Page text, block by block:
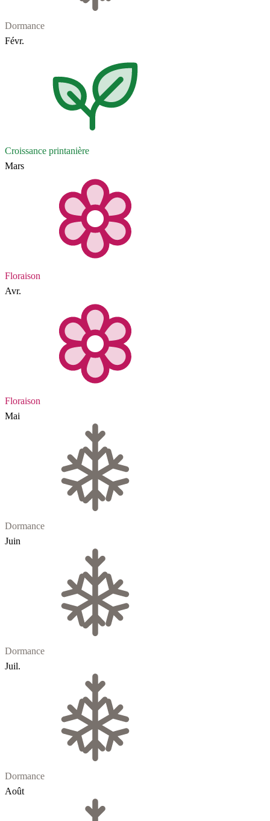
Dormance
Févr.
Croissance printanière
Mars
Floraison
Avr.
Floraison
Mai
Dormance
Juin
Dormance
Juil.
Dormance
Août